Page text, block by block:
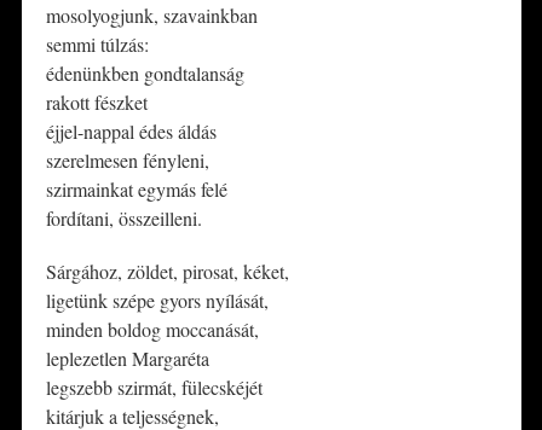
mosolyogjunk, szavainkban
semmi túlzás:
édenünkben gondtalanság
rakott fészket
éjjel-nappal édes áldás
szerelmesen fényleni,
szirmainkat egymás felé
fordítani, összeilleni.
Sárgához, zöldet, pirosat, kéket,
ligetünk szépe gyors nyílását,
minden boldog moccanását,
leplezetlen Margaréta
legszebb szirmát, fülecskéjét
kitárjuk a teljességnek,